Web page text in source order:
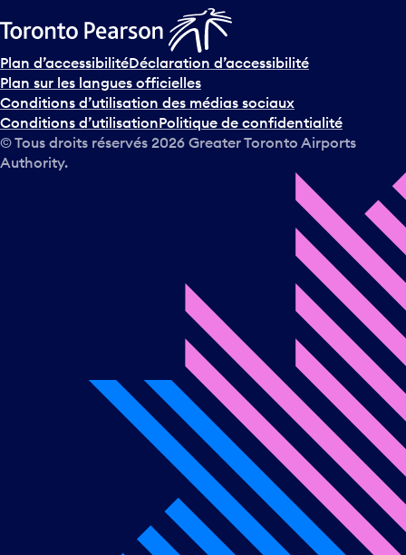
Plan d’accessibilitéDéclaration d’accessibilité
Plan sur les langues officielles
Conditions d’utilisation des médias sociaux
Conditions d’utilisationPolitique de confidentialité
© Tous droits réservés 2026 Greater Toronto Airports
Authority.